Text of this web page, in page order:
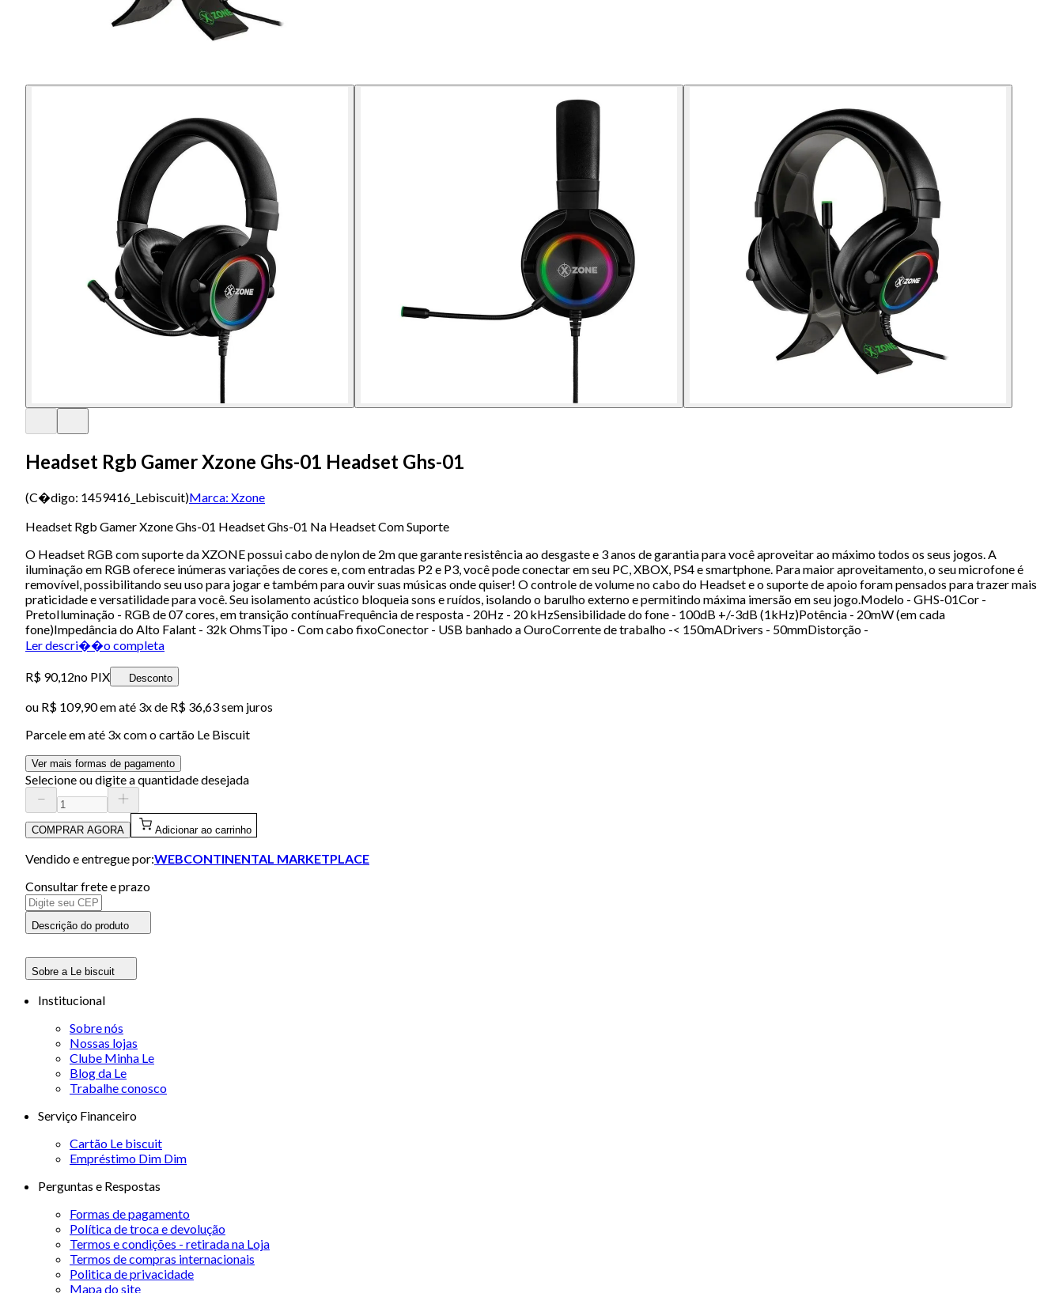
Headset Rgb Gamer Xzone Ghs-01 Headset Ghs-01
(C�digo: 1459416_Lebiscuit)Marca: Xzone
Headset Rgb Gamer Xzone Ghs-01 Headset Ghs-01 Na Headset Com Suporte
O Headset RGB com suporte da XZONE possui cabo de nylon de 2m que garante resistência ao desgaste e 3 anos de garantia para você aproveitar ao máximo todos os seus jogos. A
iluminação em RGB oferece inúmeras variações de cores e, com entradas P2 e P3, você pode conectar em seu PC, XBOX, PS4 e smartphone. Para maior aproveitamento, o seu microfone é
removível, possibilitando seu uso para jogar e também para ouvir suas músicas onde quiser! O controle de volume no cabo do Headset e o suporte de apoio foram pensados para trazer mais
praticidade e versatilidade para você. Seu isolamento acústico bloqueia sons e ruídos, isolando o barulho externo e permitindo máxima imersão em seu jogo.Modelo - GHS-01Cor -
PretoIluminação - RGB de 07 cores, em transição contínuaFrequência de resposta - 20Hz - 20 kHzSensibilidade do fone - 100dB +/-3dB (1kHz)Potência - 20mW (em cada
fone)Impedância do Alto Falant - 32k OhmsTipo - Com cabo fixoConector - USB banhado a OuroCorrente de trabalho -< 150mADrivers - 50mmDistorção -
Ler descri��o completa
R$ 90,12no PIX Desconto
ou R$ 109,90em até 3x de R$ 36,63 sem juros
Parcele em até 3x com o cartão Le Biscuit
Ver mais formas de pagamento
Selecione ou digite a quantidade desejada
COMPRAR AGORA Adicionar ao carrinho
Vendido e entregue por:WEBCONTINENTAL MARKETPLACE
Consultar frete e prazo
Descrição do produto
Sobre a Le biscuit
Institucional
Sobre nós
Nossas lojas
Clube Minha Le
Blog da Le
Trabalhe conosco
Serviço Financeiro
Cartão Le biscuit
Empréstimo Dim Dim
Perguntas e Respostas
Formas de pagamento
Política de troca e devolução
Termos e condições - retirada na Loja
Termos de compras internacionais
Politica de privacidade
Mapa do site